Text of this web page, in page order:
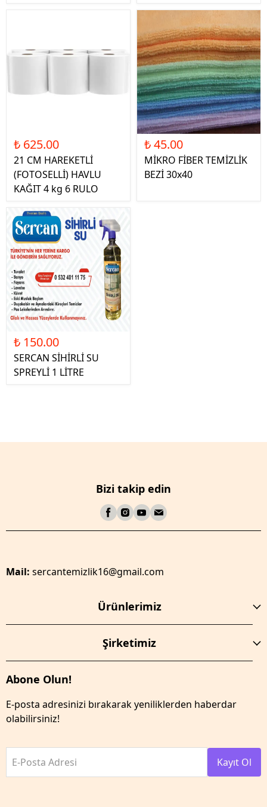
₺ 625.00
21 CM HAREKETLİ
(FOTOSELLİ) HAVLU
KAĞIT 4 kg 6 RULO
₺ 45.00
MİKRO FİBER TEMİZLİK
BEZİ 30x40
₺ 150.00
SERCAN SİHİRLİ SU
SPREYLİ 1 LİTRE
Bizi takip edin
Mail: sercantemizlik16@gmail.com
Ürünlerimiz
Şirketimiz
Abone Olun!
E-posta adresinizi bırakarak yeniliklerden haberdar
olabilirsiniz!
E-Posta Adresi Kayıt Ol